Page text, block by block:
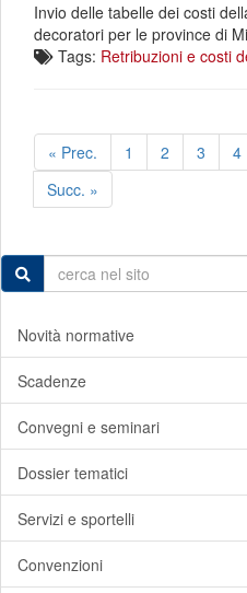
Invio delle tabelle dei costi
decoratori per le province di
Tags: Retribuzioni e costi
« Prec. 1 2 3 4
Succ. »
Novità normative
Scadenze
Convegni e seminari
Dossier tematici
Servizi e sportelli
Convenzioni